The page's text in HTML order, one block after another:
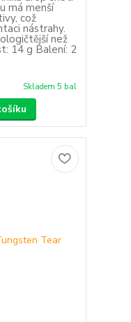
má menší
což
nástrahy.
než
14 g Balení: 2
Skladem 5 bal